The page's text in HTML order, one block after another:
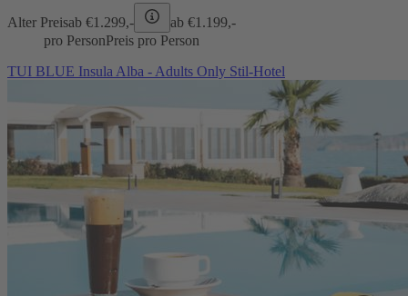
Alter Preisab €1.299,- ab €1.199,-
pro PersonPreis pro Person
TUI BLUE Insula Alba - Adults Only Stil-Hotel